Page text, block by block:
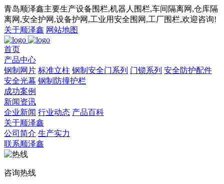
青岛顺泽鑫主要生产设备围栏,机器人围栏,车间隔离网,仓库隔
离网,安全护网,设备护网,工业用安全围网,工厂围栏,欢迎咨询!
关于顺泽鑫 网站地图
首页
产品中心
钢制网片 标准立柱 钢制安全门系列 门锁系列 安全防护配件
安全光幕 钢制防撞护栏
成功案例
新闻资讯
企业新闻 行业动态 产品百科
关于顺泽鑫
公司简介 生产实力
联系顺泽鑫
咨询热线